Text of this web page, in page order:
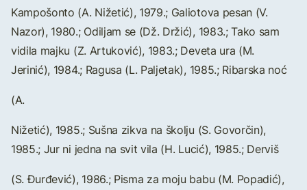
Kampošonto (A. Nižetić), 1979.; Galiotova pesan (V.
Nazor), 1980.; Odiljam se (Dž. Držić), 1983.; Tako sam
vidila majku (Z. Artuković), 1983.; Deveta ura (M.
Jerinić), 1984.; Ragusa (L. Paljetak), 1985.; Ribarska noć
(A.
Nižetić), 1985.; Sušna zikva na školju (S. Govorčin),
1985.; Jur ni jedna na svit vila (H. Lucić), 1985.; Derviš
(S. Đurđević), 1986.; Pisma za moju babu (M. Popadić),